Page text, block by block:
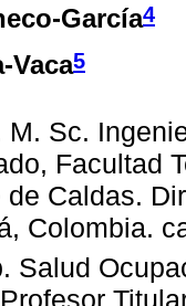
García4
Vaca5
M. Sc.
Facultad
Caldas.
Colombia.
Salud